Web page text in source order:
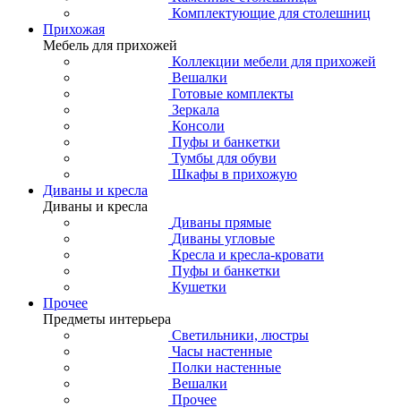
Комплектующие для столешниц
Прихожая
Мебель для прихожей
Коллекции мебели для прихожей
Вешалки
Готовые комплекты
Зеркала
Консоли
Пуфы и банкетки
Тумбы для обуви
Шкафы в прихожую
Диваны и кресла
Диваны и кресла
Диваны прямые
Диваны угловые
Кресла и кресла-кровати
Пуфы и банкетки
Кушетки
Прочее
Предметы интерьера
Светильники, люстры
Часы настенные
Полки настенные
Вешалки
Прочее